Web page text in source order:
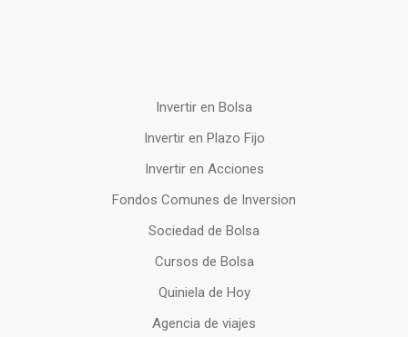
Invertir en Bolsa
Invertir en Plazo Fijo
Invertir en Acciones
Fondos Comunes de Inversion
Sociedad de Bolsa
Cursos de Bolsa
Quiniela de Hoy
Agencia de viajes